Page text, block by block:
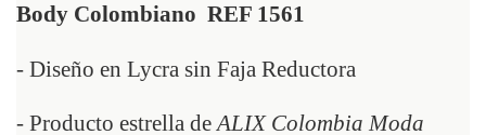
Body Colombiano  REF 1561
- Diseño en Lycra sin Faja Reductora
- Producto estrella de ALIX Colombia Moda